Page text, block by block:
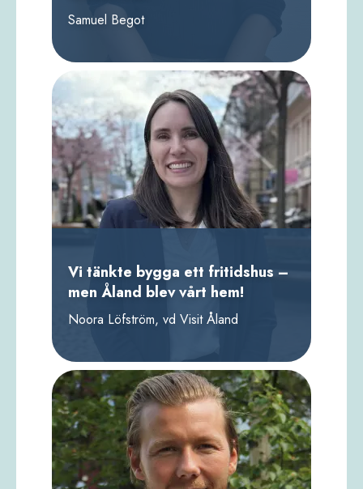
Samuel Begot
Vi tänkte bygga ett fritidshus –
men Åland blev vårt hem!
Noora Löfström, vd Visit Åland